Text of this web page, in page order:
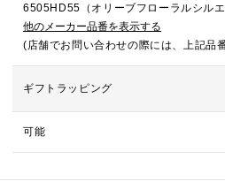
6505HD55（オリーブフローラルシルエ
他のメーカー品番を表示する
(店舗でお問い合わせの際には、上記品
ギフトラッピング
可能